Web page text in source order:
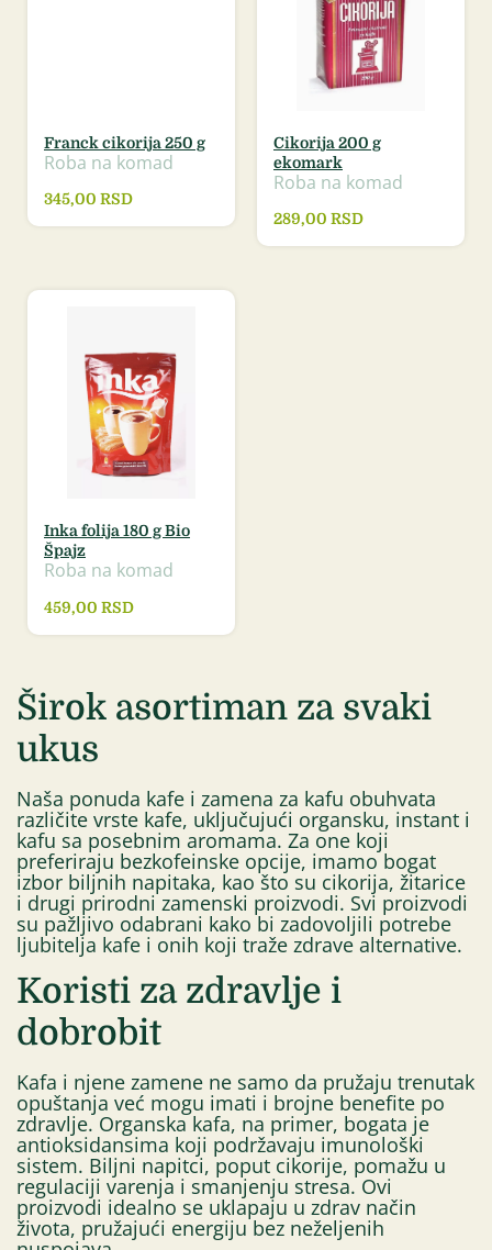
Franck cikorija 250 g
Roba na komad
345,00 RSD
Cikorija 200 g
ekomark
Roba na komad
289,00 RSD
Inka folija 180 g Bio
Špajz
Roba na komad
459,00 RSD
Širok asortiman za svaki
ukus
Naša ponuda kafe i zamena za kafu obuhvata
različite vrste kafe, uključujući organsku, instant i
kafu sa posebnim aromama. Za one koji
preferiraju bezkofeinske opcije, imamo bogat
izbor biljnih napitaka, kao što su cikorija, žitarice
i drugi prirodni zamenski proizvodi. Svi proizvodi
su pažljivo odabrani kako bi zadovoljili potrebe
ljubitelja kafe i onih koji traže zdrave alternative.
Koristi za zdravlje i
dobrobit
Kafa i njene zamene ne samo da pružaju trenutak
opuštanja već mogu imati i brojne benefite po
zdravlje. Organska kafa, na primer, bogata je
antioksidansima koji podržavaju imunološki
sistem. Biljni napitci, poput cikorije, pomažu u
regulaciji varenja i smanjenju stresa. Ovi
proizvodi idealno se uklapaju u zdrav način
života, pružajući energiju bez neželjenih